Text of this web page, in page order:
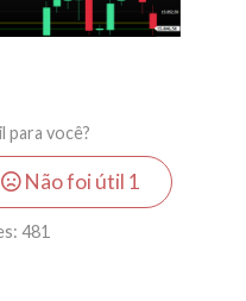
você?
Não foi útil 1
481